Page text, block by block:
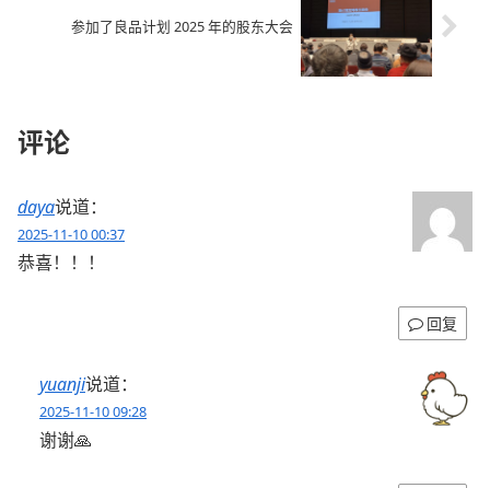
参加了良品计划 2025 年的股东大会
评论
daya说道：
2025-11-10 00:37
恭喜！！！
回复
yuanji说道：
2025-11-10 09:28
谢谢🙏